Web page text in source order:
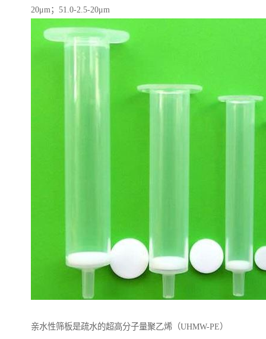
20μm；51.0-2.5-20μm
亲水性筛板是疏水的超高分子量聚乙烯（UHMW-PE）